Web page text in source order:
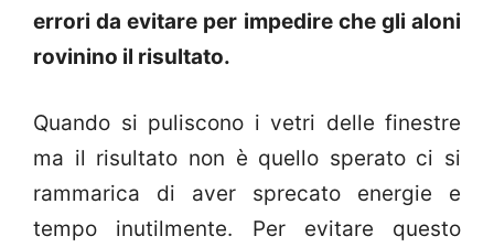
errori da evitare per impedire che gli aloni
rovinino il risultato.
Quando si puliscono i vetri delle finestre
ma il risultato non è quello sperato ci si
rammarica di aver sprecato energie e
tempo inutilmente. Per evitare questo